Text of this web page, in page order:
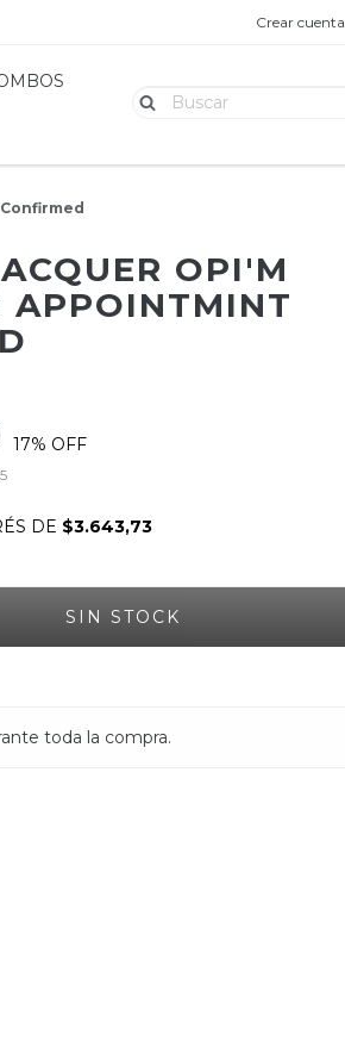
Crear cuenta
OPI'M
APPOINTMINT
17% OFF
DE $3.643,73
toda la compra.